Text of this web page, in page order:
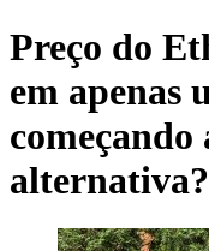
Preço do
em apenas
alternativa?